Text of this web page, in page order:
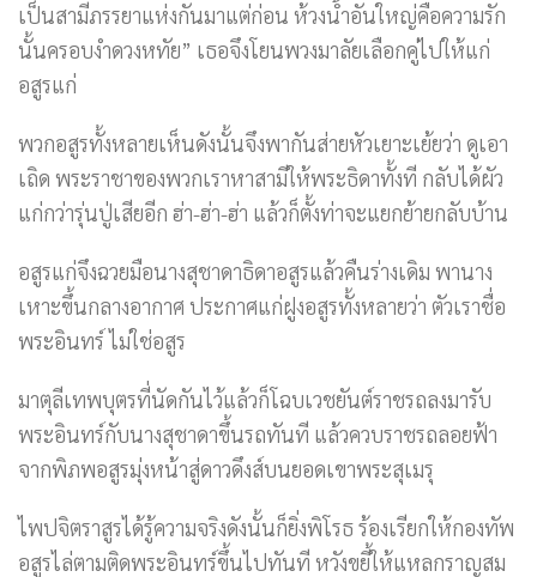
เป็นสามีภรรยาแห่งกันมาแต่ก่อน ห้วงน้ำอันใหญ่คือความรัก
นั้นครอบงำดวงหทัย” เธอจึงโยนพวงมาลัยเลือกคู่ไปให้แก่
อสูรแก่
พวกอสูรทั้งหลายเห็นดังนั้นจึงพากันส่ายหัวเยาะเย้ยว่า ดูเอา
เถิด พระราชาของพวกเราหาสามีให้พระธิดาทั้งที กลับได้ผัว
แก่กว่ารุ่นปู่เสียอีก ฮ่า-ฮ่า-ฮ่า แล้วก็ตั้งท่าจะแยกย้ายกลับบ้าน
อสูรแก่จึงฉวยมือนางสุชาดาธิดาอสูรแล้วคืนร่างเดิม พานาง
เหาะขึ้นกลางอากาศ ประกาศแก่ฝูงอสูรทั้งหลายว่า ตัวเราชื่อ
พระอินทร์ ไม่ใช่อสูร
มาตุลีเทพบุตรที่นัดกันไว้แล้วก็โฉบเวชยันต์ราชรถลงมารับ
พระอินทร์กับนางสุชาดาขึ้นรถทันที แล้วควบราชรถลอยฟ้า
จากพิภพอสูรมุ่งหน้าสู่ดาวดึงส์บนยอดเขาพระสุเมรุ
ไพปจิตราสูรได้รู้ความจริงดังนั้นก็ยิ่งพิโรธ ร้องเรียกให้กองทัพ
อสูรไล่ตามติดพระอินทร์ขึ้นไปทันที หวังขยี้ให้แหลกราญสม